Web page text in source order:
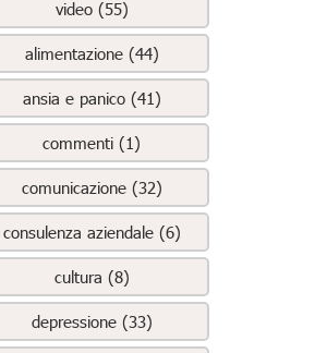
video (55)
alimentazione (44)
ansia e panico (41)
commenti (1)
comunicazione (32)
consulenza aziendale (6)
cultura (8)
depressione (33)